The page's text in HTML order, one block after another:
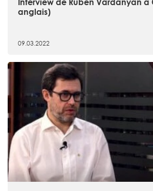
Interview de Ruben Vardanyan à
anglais)
09.03.2022